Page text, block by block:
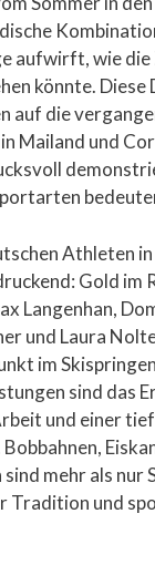
aufwirft, wie
könnte. Diese
auf die
Mailand und
Athleten
Gold im
Langenhan,
und Laura
im
sind das
und einer
sind mehr als
Tradition und